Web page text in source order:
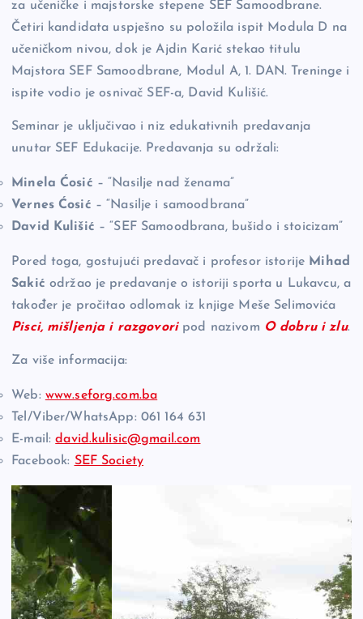
za učeničke i majstorske stepene SEF Samoodbrane.
Četiri kandidata uspješno su položila ispit Modula D na
učeničkom nivou, dok je Ajdin Karić stekao titulu
Majstora SEF Samoodbrane, Modul A, 1. DAN. Treninge i
ispite vodio je osnivač SEF-a, David Kulišić.
Seminar je uključivao i niz edukativnih predavanja
unutar SEF Edukacije. Predavanja su održali:
Minela Ćosić – “Nasilje nad ženama”
Vernes Ćosić – “Nasilje i samoodbrana”
David Kulišić – “SEF Samoodbrana, bušido i stoicizam”
Pored toga, gostujući predavač i profesor istorije Mihad
Sakić održao je predavanje o istoriji sporta u Lukavcu, a
također je pročitao odlomak iz knjige Meše Selimovića
Pisci, mišljenja i razgovoripod nazivom O dobru i zlu.
Za više informacija:
Web: www.seforg.com.ba
Tel/Viber/WhatsApp: 061 164 631
E-mail:david.kulisic@gmail.com
Facebook: SEF Society